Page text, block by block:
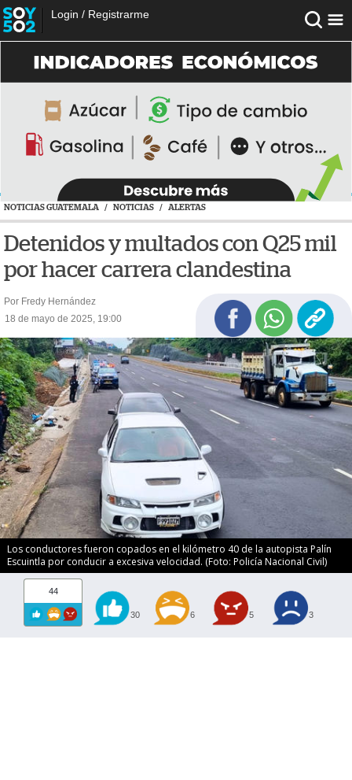
Login / Registrarme
NOTICIAS GUATEMALA / NOTICIAS / ALERTAS
Detenidos y multados con Q25 mil
por hacer carrera clandestina
Por Fredy Hernández
18 de mayo de 2025, 19:00
Los conductores fueron copados en el kilómetro 40 de la autopista Palín
Escuintla por conducir a excesiva velocidad. (Foto: Policía Nacional Civil)
44
30 6 5 3